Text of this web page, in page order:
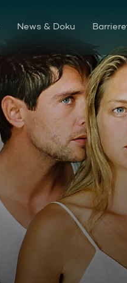
News & Doku